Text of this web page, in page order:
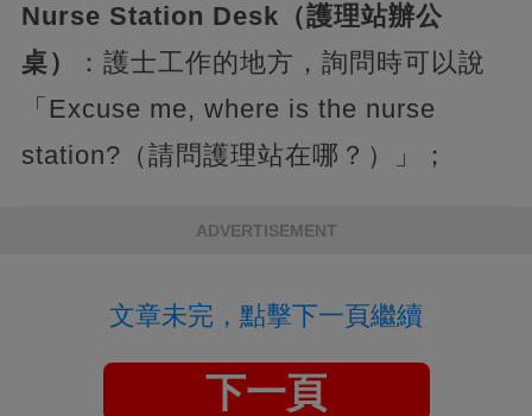
Nurse Station Desk（護理站辦公
桌）
：護士工作的地方，詢問時可以說
「Excuse me, where is the nurse
station?（請問護理站在哪？）」；
ADVERTISEMENT
文章未完，點擊下一頁繼續
下一頁